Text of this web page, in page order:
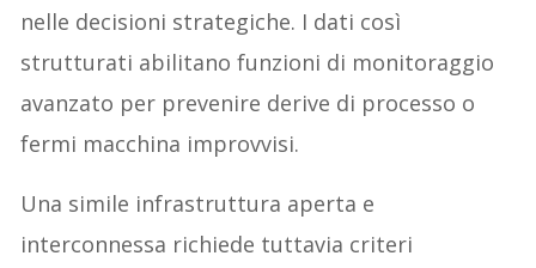
nelle decisioni strategiche. I dati così
strutturati abilitano funzioni di monitoraggio
avanzato per prevenire derive di processo o
fermi macchina improvvisi.
Una simile infrastruttura aperta e
interconnessa richiede tuttavia criteri